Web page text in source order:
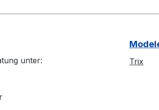
unter: Trix